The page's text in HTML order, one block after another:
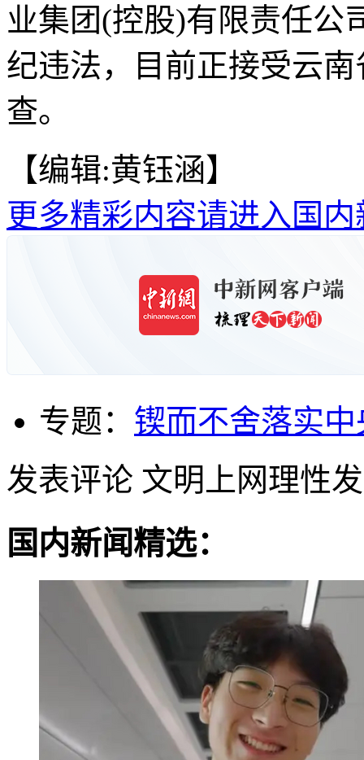
业集团(控股)有限责任公
纪违法，目前正接受云
查。
【编辑:黄钰涵】
更多精彩内容请进入国内
专题： 锲而不舍落实
发表评论 文明上网理性
国内新闻精选：